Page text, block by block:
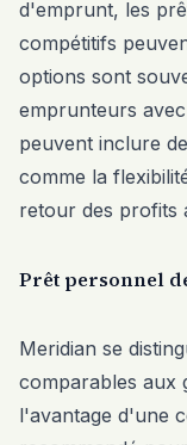
d'emprunt, les
compétitifs
options sont
emprunteurs
peuvent inclure
comme la
retour des profits
Prêt personnel
Meridian se
comparables aux
l'avantage d'une